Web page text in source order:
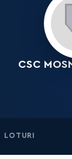
CSC
LOTURI